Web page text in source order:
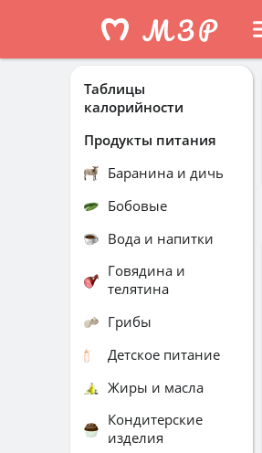
Таблицы
калорийности
Продукты питания
Баранина и дичь
Бобовые
Вода и напитки
Говядина и
телятина
Грибы
Детское питание
Жиры и масла
Кондитерские
изделия